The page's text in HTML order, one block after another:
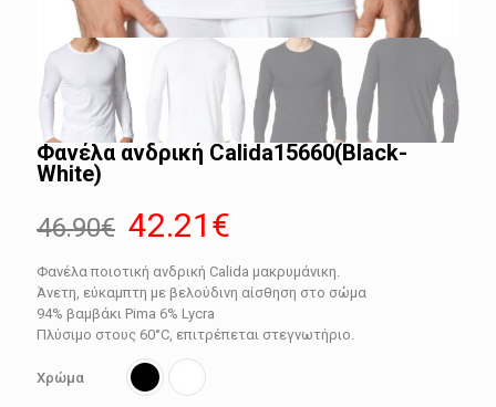
Φανέλα ανδρική Calida15660(Black-
White)
46.90€ Original
price
was:
46.90€.
42.21 €
τρέχουσα
τιμή
είναι:
Φανέλα ποιοτική ανδρική Calida μακρυμάνικη.
Άνετη, εύκαμπτη με βελούδινη αίσθηση στο σώμα
94% βαμβάκι Pima 6% Lycra
Πλύσιμο στους 60°C, επιτρέπεται στεγνωτήριο.
Χρώμα